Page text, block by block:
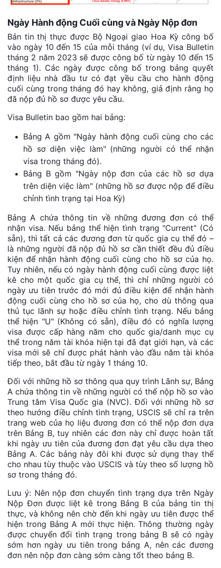
Ngày Hành động Cuối cùng và Ngày Nộp đơn
Bản tin thị thực được Bộ Ngoại giao Hoa Kỳ công bố
vào ngày 10 đến 15 của mỗi tháng (ví dụ, Visa Bulletin
tháng 2 năm 2023 sẽ được công bố từ ngày 10 đến 15
tháng 1). Các ngày được công bố trong bảng quyết
định liệu nhà đầu tư có đạt yều cầu cho hành động
cuối cùng trong tháng đó hay không, giả định rằng họ
đã nộp đủ hồ sơ được yêu cầu.
Visa Bulletin bao gồm hai bảng:
Bảng A gồm "Ngày hành động cuối cùng cho các
hồ sơ diện việc làm" (những người có thể nhận
visa trong tháng đó).
Bảng B gồm "Ngày nộp đơn của các hồ sơ dựa
trên diện việc làm" (những hồ sơ được nộp để điều
chỉnh tình trạng tại Hoa Kỳ)
Bảng A chứa thông tin về những đương đơn có thể
nhận visa. Nếu bảng thể hiện tình trạng "Current" (Có
sẵn), thì tất cả các đương đơn từ quốc gia cụ thể đó –
là những người đã nộp đủ hồ sơ cần thiết đều đủ điều
kiện để nhận hành động cuối cùng cho hồ sơ của họ.
Tuy nhiên, nếu có ngày hành động cuối cùng được liệt
kê cho một quốc gia cụ thể, thì chỉ những người có
ngày ưu tiên trước đó mới đủ điều kiện để nhận hành
động cuối cùng cho hồ sơ của họ, cho dù thông qua
thủ tục lãnh sự hoặc điều chỉnh tình trạng. Nếu bảng
thể hiện "U" (Không có sẵn), điều đó có nghĩa lượng
visa được cấp hàng năm cho quốc gia/danh mục cụ
thể trong năm tài khóa hiện tại đã đạt giới hạn, và các
visa mới sẽ chỉ được phát hành vào đầu năm tài khóa
tiếp theo, bắt đầu từ ngày 1 tháng 10.
Đối với những hồ sơ thông qua quy trình Lãnh sự, Bảng
A chứa thông tin về những người có thể nộp hồ sơ vào
Trung tâm Visa Quốc gia (NVC). Đối với những hồ sơ
theo hướng điều chỉnh tình trạng, USCIS sẽ chỉ ra trên
trang web của họ liệu đương đơn có thể nộp đơn dựa
trên Bảng B, tuy nhiên các đơn này chỉ được hoàn tất
khi ngày ưu tiên của đương đơn đạt yêu cầu dựa theo
Bảng A. Các bảng này đôi khi được sử dụng thay thế
cho nhau tùy thuộc vào USCIS và tùy theo số lượng hồ
sơ trong tháng đó.
Lưu ý: Nên nộp đơn chuyển tình trạng dựa trên Ngày
Nộp Đơn được liệt kê trong Bảng B của bảng tin thị
thực, và không nên chờ đến khi ngày ưu tiên được thể
hiện trong Bảng A mới thực hiện. Thông thường ngày
được chuyển đổi tình trạng trong bảng B sẽ có ngày
sớm hơn ngày ưu tiên trong bảng A, nên các đương
đơn nên nộp đơn càng sớm càng tốt theo bảng B.